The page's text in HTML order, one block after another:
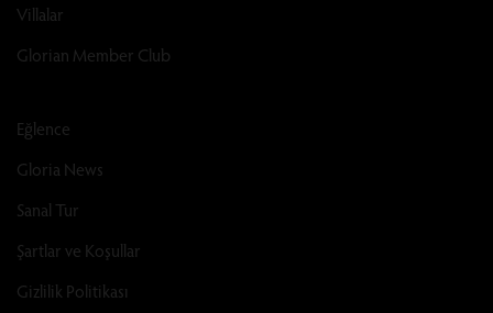
Villalar
Glorian Member Club
Eğlence
Gloria News
Sanal Tur
Şartlar ve Koşullar
Gizlilik Politikası